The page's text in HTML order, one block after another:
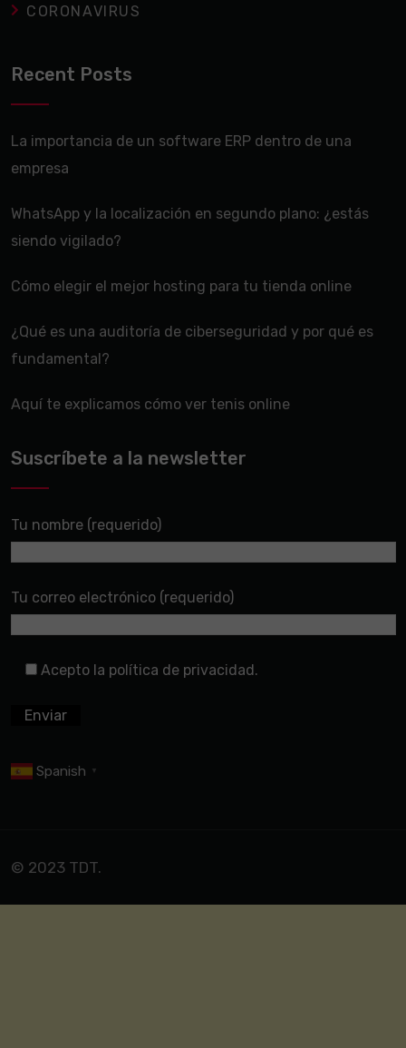
CORONAVIRUS
Recent Posts
La importancia de un software ERP dentro de una
empresa
WhatsApp y la localización en segundo plano: ¿estás
siendo vigilado?
Cómo elegir el mejor hosting para tu tienda online
¿Qué es una auditoría de ciberseguridad y por qué es
fundamental?
Aquí te explicamos cómo ver tenis online
Suscríbete a la newsletter
Tu nombre (requerido)
Tu correo electrónico (requerido)
Acepto la política de privacidad.
Spanish ▼
© 2023 TDT.